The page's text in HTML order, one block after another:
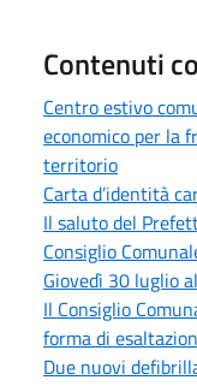
Contenuti
Centro estivo
economico per la
territorio
Carta d’identità
Il saluto del
Consiglio
Giovedì 30 luglio
Il Consiglio
forma di
Due nuovi